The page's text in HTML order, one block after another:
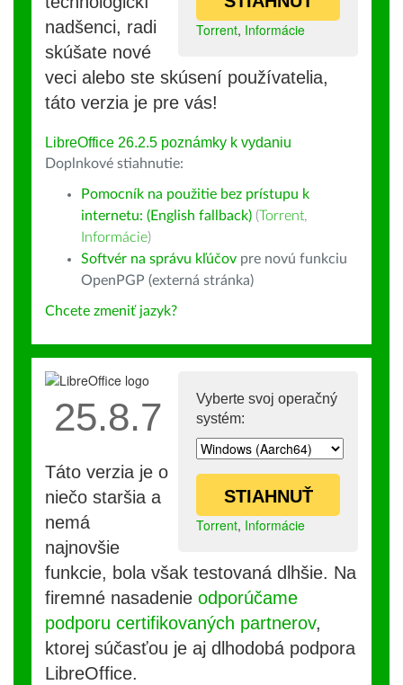
Torrent, Informácie
nadšenci, radi
skúšate nové
veci alebo ste skúsení používatelia,
táto verzia je pre vás!
LibreOffice 26.2.5 poznámky k vydaniu
Doplnkové stiahnutie:
Pomocník na použitie bez prístupu k
internetu: (English fallback) (Torrent,
Informácie)
Softvér na správu kľúčov pre novú funkciu
OpenPGP (externá stránka)
Chcete zmeniť jazyk?
Vyberte svoj operačný
systém:
STIAHNUŤ
Torrent, Informácie
25.8.7
Táto verzia je o
niečo staršia a
nemá
najnovšie
funkcie, bola však testovaná dlhšie. Na
firemné nasadenie odporúčame
podporu certifikovaných partnerov,
ktorej súčasťou je aj dlhodobá podpora
LibreOffice.